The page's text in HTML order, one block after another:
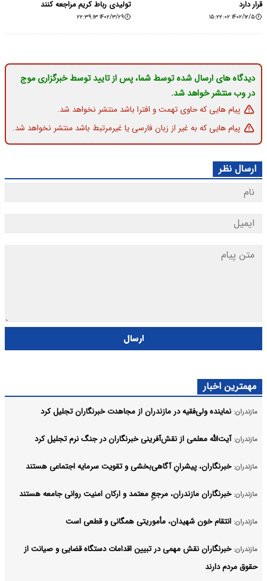
قرار دارد
۱۴۰۲/۱۲/۵ ۱۵:۲۲:۰۲
تولیدی رباط کریم مراجعه کنند
۱۴۰۲/۳/۲۹ ۲۲:۳۹:۱۳
دیدگاه های ارسال شده توسط شما، پس از تایید توسط خبرگزاری موج
در وب منتشر خواهد شد.
پیام هایی که حاوی تهمت و افترا باشد منتشر نخواهد شد.
پیام هایی که به غیر از زبان فارسی یا غیرمرتبط باشد منتشر نخواهد شد.
ارسال نظر
ارسال
مهمترین اخبار
مازندران: نماینده ولی‌فقیه در مازندران از مجاهدت خبرنگاران تجلیل کرد
مازندران: آیت‌الله معلمی از نقش‌آفرینی خبرنگاران در جنگ نرم تجلیل کرد
مازندران: خبرنگاران، پیشرانِ آگاهی‌بخشی و تقویت سرمایه اجتماعی هستند
مازندران: خبرنگاران مازندران، مرجعِ معتمد و ارکان امنیت روانی جامعه هستند
مازندران: انتقام خون شهیدان، مأموریتی همگانی و قطعی است
مازندران: خبرنگاران نقش مهمی در تبیین اقدامات دستگاه قضایی و صیانت از
حقوق مردم دارند